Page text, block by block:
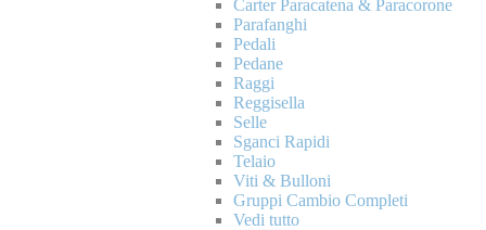
Carter Paracatena & Paracorone
Parafanghi
Pedali
Pedane
Raggi
Reggisella
Selle
Sganci Rapidi
Telaio
Viti & Bulloni
Gruppi Cambio Completi
Vedi tutto